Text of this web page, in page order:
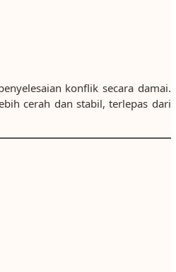
konflik secara damai.
cerah dan stabil, terlepas dari